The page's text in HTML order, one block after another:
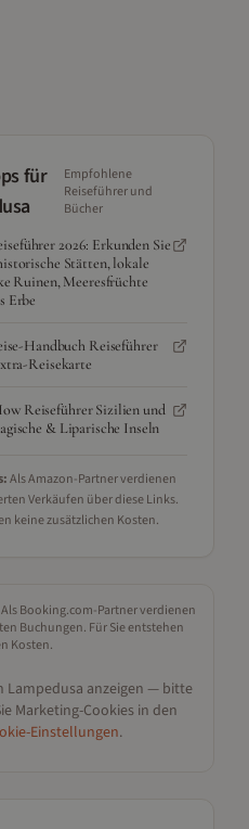
für
Empfohlene
Reiseführer und
Bücher
2026: Erkunden Sie
Stätten, lokale
Ruinen, Meeresfrüchte
Erbe
Handbuch Reiseführer
Reisekarte
Reiseführer Sizilien und
& Liparische Inseln
Als Amazon-Partner verdienen
Verkäufen über diese Links.
keine zusätzlichen Kosten.
Als Booking.com-Partner verdienen
Buchungen. Für Sie entstehen
Kosten.
Lampedusa anzeigen — bitte
Marketing-Cookies in den
Einstellungen.